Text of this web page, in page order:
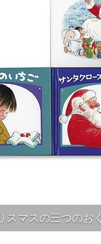
スマスの三つのお